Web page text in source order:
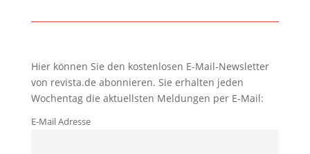
Hier können Sie den kostenlosen E-Mail-Newsletter
von revista.de abonnieren. Sie erhalten jeden
Wochentag die aktuellsten Meldungen per E-Mail:
E-Mail Adresse